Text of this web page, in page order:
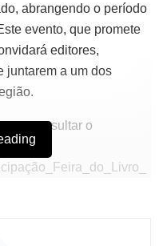
abrangendo o período
evento, que promete
editores,
juntarem a um dos
consultar o